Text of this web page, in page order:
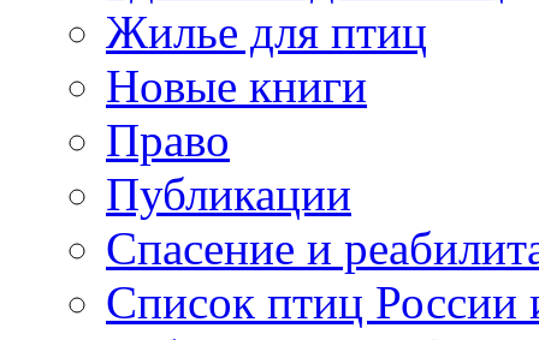
Жилье для птиц
Новые книги
Право
Публикации
Спасение и
Список птиц России